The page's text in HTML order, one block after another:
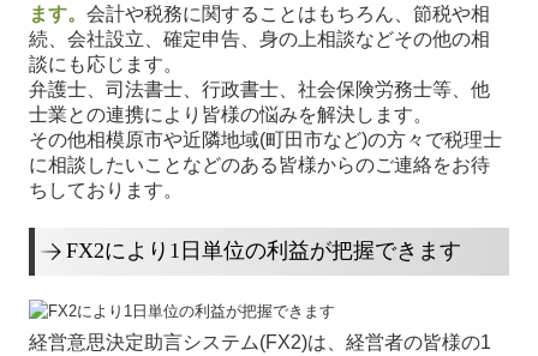
経営者の皆様をサポート
経営者オススメ情報
経営者お役立ち情報
Q&A経営相談
社長メニューASP版
TKCシステムQ&A
円滑な事業承継を支援
ます。会計や税務に関することはもちろん、節税や相
続、会社設立、確定申告、身の上相談などその他の相
談にも応じます。
弁護士、司法書士、行政書士、社会保険労務士等、他
士業との連携により皆様の悩みを解決します。
その他相模原市や近隣地域(町田市など)の方々で税理士
に相談したいことなどのある皆様からのご連絡をお待
ちしております。
FX2により1日単位の利益が把握できます
経営意思決定助言システム(FX2)は、経営者の皆様の1